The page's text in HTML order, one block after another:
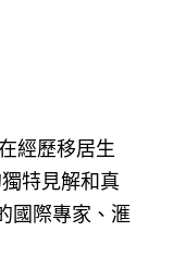
經歷移居生
特見解和真
國際專家、滙